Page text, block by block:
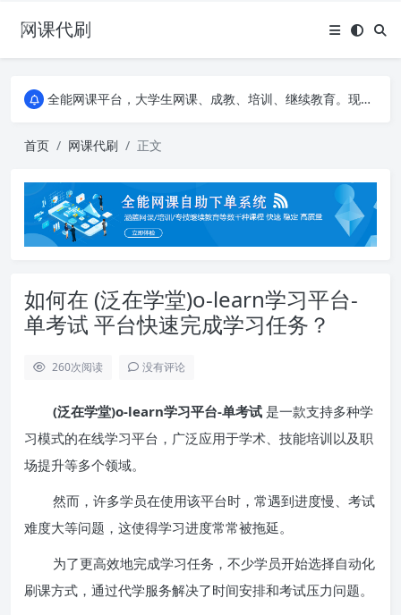
网课代刷
AI论文写作平台，根据真实文献内容生成论文
全能网课平台，大学生网课、成教、培训、继续教育。现已接入代刷代考项目3000+
全能网课平台，大学生网课、成教、培训、继续教育。现已接入代刷代考项目3000+
首页 网课代刷 正文
如何在 (泛在学堂)o-learn学习平台-
单考试 平台快速完成学习任务？
260次阅读 没有评论
(泛在学堂)o-learn学习平台-单考试 是一款支持多种学
习模式的在线学习平台，广泛应用于学术、技能培训以及职
场提升等多个领域。
然而，许多学员在使用该平台时，常遇到进度慢、考试
难度大等问题，这使得学习进度常常被拖延。
为了更高效地完成学习任务，不少学员开始选择自动化
刷课方式，通过代学服务解决了时间安排和考试压力问题。